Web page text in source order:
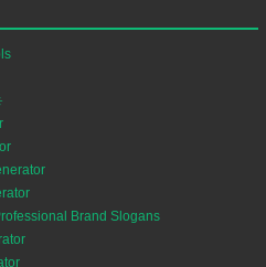
Brand Slogans